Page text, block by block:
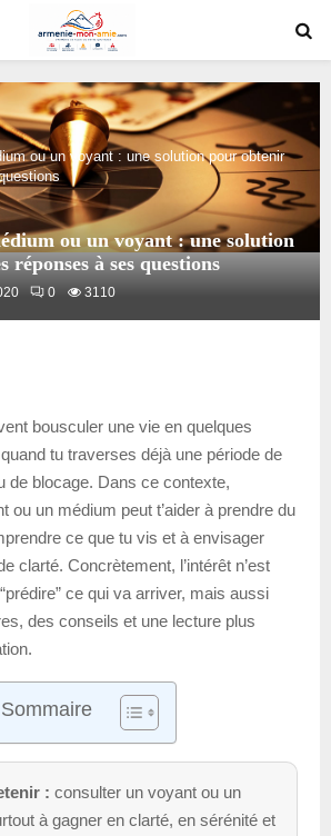
ou un voyant : une solution pour obtenir
ou un voyant : une solution
réponses à ses questions
0 3110
bousculer une vie en quelques
tu traverses déjà une période de
de blocage. Dans ce contexte,
ou un médium peut t’aider à prendre du
ce que tu vis et à envisager
clarté. Concrètement, l’intérêt n’est
ce qui va arriver, mais aussi
des conseils et une lecture plus
Sommaire
: consulter un voyant ou un
à gagner en clarté, en sérénité et